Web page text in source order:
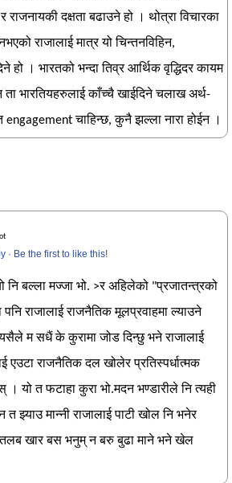
दक्षता बढाउने हो । थोत्रा विचारका
राजालाई मात्र यो चिन्तनविहिन,
हो । भारतको भन्दा तिव्र आर्थिक वृद्धिदर कायम
ता भारतियहरुलाई काँच्चै खाईदिने चलाख अर्थ-
engagement चाहिन्छ, कुनै झल्ला नारा होईन ।
· Be the first to like this!
नि बल्ला मज्जा भो. >र अहिलेको "प्रजातन्त्रको
पनि राजालाई राजनैतिक मूलप्रवाहमा ल्याउने
म सधैं के कुरामा जोड दिन्छु भने राजालाई
एउटा राजनैतिक दल खोलेर प्रतिस्पर्धात्मक
। यो त फटाहा कुरा भो.मदन भण्डारीले नि त्यही
त झ्याउ मान्नी राजालाई पाटी खोल नि भनेर
खार बस भनुम् न बरु बुढा माने भने खेल